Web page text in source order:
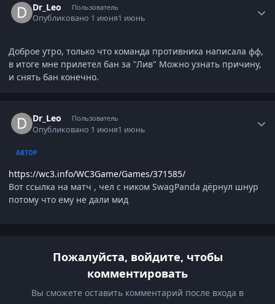
Dr_Leo Пользователь
Опубликовано 1 июня1 июнь
Доброе утро, только что команда противника написала фф,
в итоге мне прилетел бан за "Лив" Можно узнать причину,
и снять бан конечно.
Dr_Leo Пользователь
Опубликовано 1 июня1 июнь
АВТОР
https://wc3.info/WC3Game/Games/371585/
Вот ссылка на матч , чел с ником SwagPanda дёрнул шнур
потому что ему не дали мид
Пожалуйста, войдите, чтобы
комментировать
Вы сможете оставить комментарий после входа в